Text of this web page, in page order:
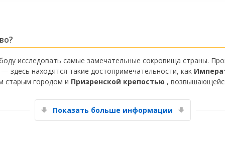
исследовать самые замечательные сокровища страны.
здесь находятся такие достопримечательности, как
старым городом и Призренской крепостью ,
Показать больше информации